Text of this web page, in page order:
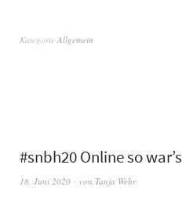
Kategorie Allgemein
#snbh20 Online so war’s
18. Juni 2020 von Tanja Wehr